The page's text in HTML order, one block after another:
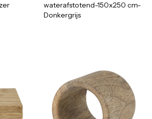
waterafstotend-150x250 cm-
Donkergrijs